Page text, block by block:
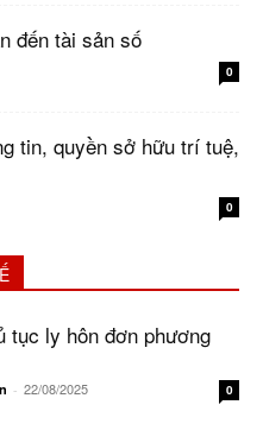
đến tài sản số
0
tin, quyền sở hữu trí tuệ,
0
tục ly hôn đơn phương
- 22/08/2025 0